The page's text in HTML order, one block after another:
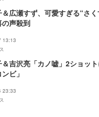
広瀬すず、可愛すぎる“さ
の声殺到
13:13
＆吉沢亮「カノ嘘」2ショッ
ビ」
23:33